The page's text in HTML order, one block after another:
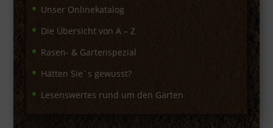
Unser Onlinekatalog
Die Übersicht von A – Z
Rasen- & Gartenspezial
Hätten Sie´s gewusst?
Lesenswertes rund um den Garten